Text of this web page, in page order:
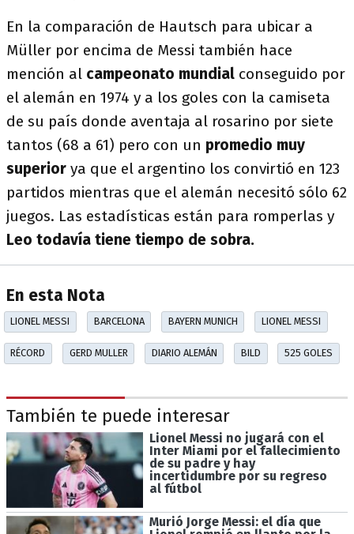
En la comparación de Hautsch para ubicar a
Müller por encima de Messi también hace
mención al campeonato mundial conseguido por
el alemán en 1974 y a los goles con la camiseta
de su país donde aventaja al rosarino por siete
tantos (68 a 61) pero con un promedio muy
superior ya que el argentino los convirtió en 123
partidos mientras que el alemán necesitó sólo 62
juegos. Las estadísticas están para romperlas y
Leo todavía tiene tiempo de sobra.
En esta Nota
LIONEL MESSI BARCELONA BAYERN MUNICH LIONEL MESSI
RÉCORD GERD MULLER DIARIO ALEMÁN BILD 525 GOLES
También te puede interesar
Lionel Messi no jugará con el
Inter Miami por el fallecimiento
de su padre y hay
incertidumbre por su regreso
al fútbol
Murió Jorge Messi: el día que